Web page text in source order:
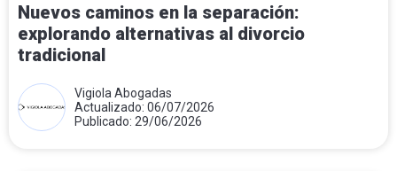
Nuevos caminos en la separación:
explorando alternativas al divorcio
tradicional
Vigiola Abogadas
Actualizado: 06/07/2026
Publicado: 29/06/2026